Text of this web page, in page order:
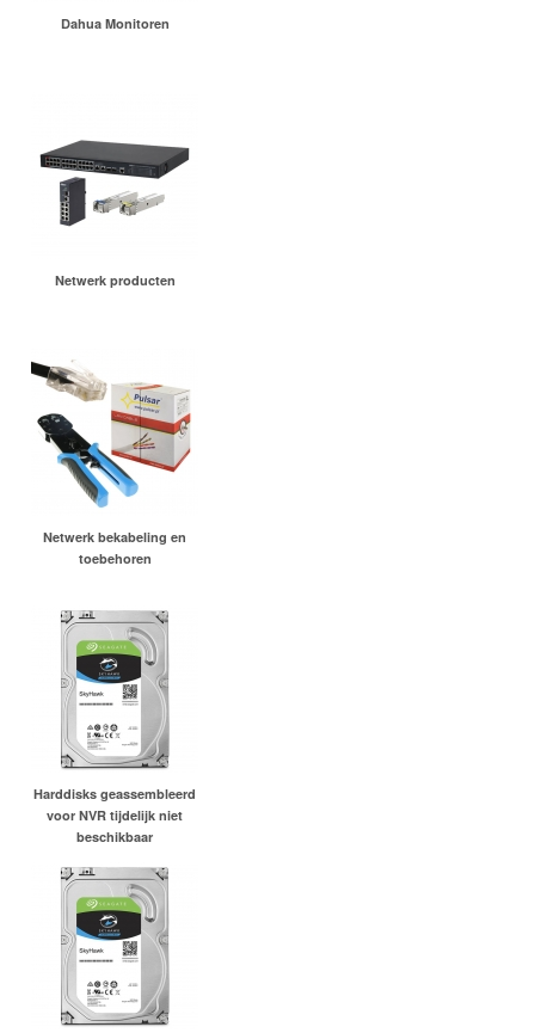
Dahua Monitoren
Netwerk producten
Netwerk bekabeling en
toebehoren
Harddisks geassembleerd
voor NVR tijdelijk niet
beschikbaar